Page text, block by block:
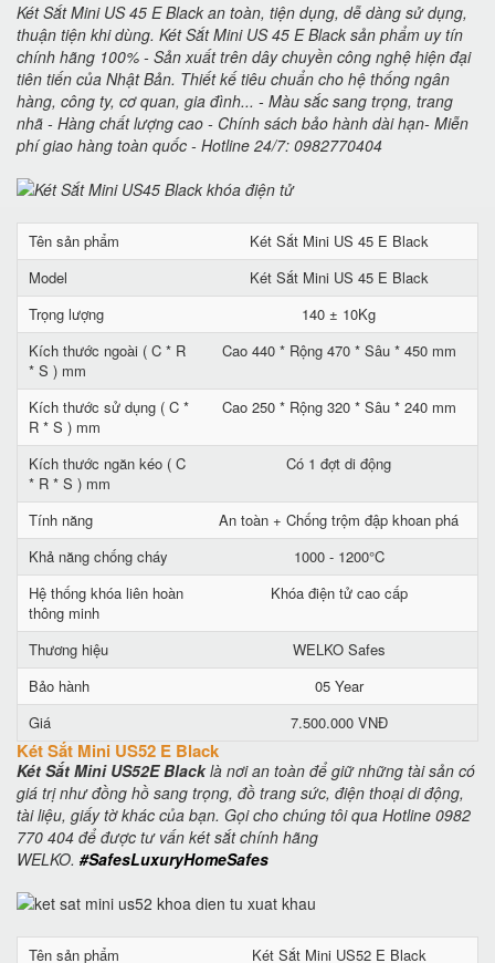
Két Sắt Mini US 45 E Black an toàn, tiện dụng, dễ dàng sử dụng,
thuận tiện khi dùng. Két Sắt Mini US 45 E Black sản phẩm uy tín
chính hãng 100% - Sản xuất trên dây chuyền công nghệ hiện đại
tiên tiến của Nhật Bản. Thiết kế tiêu chuẩn cho hệ thống ngân
hàng, công ty, cơ quan, gia đình... - Màu sắc sang trọng, trang
nhã - Hàng chất lượng cao - Chính sách bảo hành dài hạn- Miễn
phí giao hàng toàn quốc - Hotline 24/7: 0982770404
Tên sản phẩm
Két Sắt Mini US 45 E Black
Model
Két Sắt Mini US 45 E Black
Trọng lượng
140 ± 10Kg
Kích thước ngoài ( C * R
* S ) mm
Cao 440 * Rộng 470 * Sâu * 450 mm
Kích thước sử dụng ( C *
R * S ) mm
Cao 250 * Rộng 320 * Sâu * 240 mm
Kích thước ngăn kéo ( C
* R * S ) mm
Có 1 đợt di động
Tính năng
An toàn + Chống trộm đập khoan phá
Khả năng chống cháy
1000 - 1200°C
Hệ thống khóa liên hoàn
thông minh
Khóa điện tử cao cấp
Thương hiệu
WELKO Safes
Bảo hành
05 Year
Giá
7.500.000 VNĐ
Két Sắt Mini US52 E Black
Két Sắt Mini US52E Blacklà nơi an toàn để giữ những tài sản có
giá trị như đồng hồ sang trọng, đồ trang sức, điện thoại di động,
tài liệu, giấy tờ khác của bạn. Gọi cho chúng tôi qua Hotline 0982
770 404 để được tư vấn két sắt chính hãng
WELKO. #SafesLuxuryHomeSafes
Tên sản phẩm Két Sắt Mini US52 E Black